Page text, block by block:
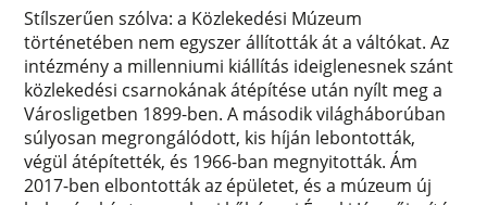
Stílszerűen szólva: a Közlekedési Múzeum
történetében nem egyszer állították át a váltókat. Az
intézmény a millenniumi kiállítás ideiglenesnek szánt
közlekedési csarnokának átépítése után nyílt meg a
Városligetben 1899-ben. A második világháborúban
súlyosan megrongálódott, kis híján lebontották,
végül átépítették, és 1966-ban megnyitották. Ám
2017-ben elbontották az épületet, és a múzeum új